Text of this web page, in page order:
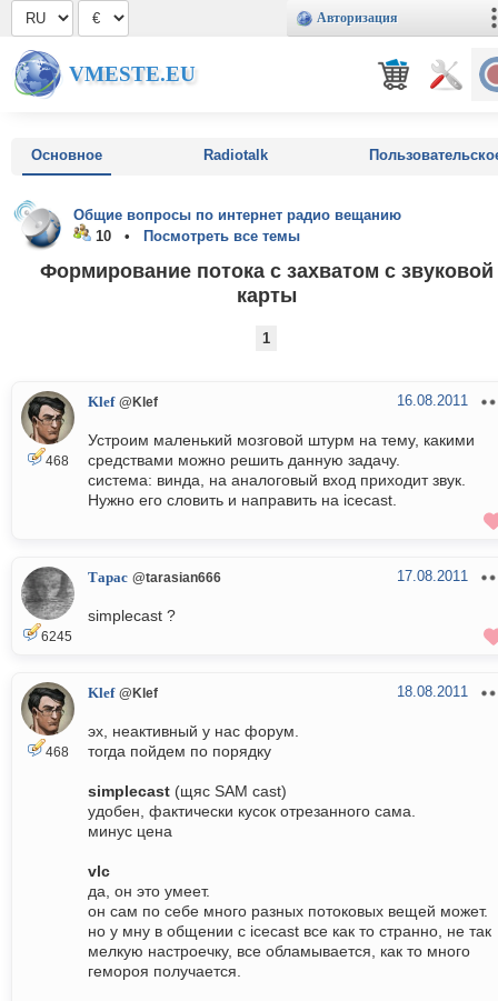
Авторизация
VMESTE.EU
Основное Radiotalk
Общие вопросы по интернет радио вещанию
10 •
Посмотреть все темы
Формирование потока с захватом с звуковой
карты
1
468
Klef @Klef 16.08.2011
Устроим маленький мозговой штурм на тему, какими
средствами можно решить данную задачу.
система: винда, на аналоговый вход приходит звук.
Нужно его словить и направить на icecast.
6245
Тарас @tarasian666 17.08.2011
simplecast ?
468
Klef @Klef 18.08.2011
эх, неактивный у нас форум.
тогда пойдем по порядку
simplecast (щяс SAM cast)
удобен, фактически кусок отрезанного сама.
минус цена
vlc
да, он это умеет.
он сам по себе много разных потоковых вещей может.
но у мну в общении с icecast все как то странно, не так
мелкую настроечку, все обламывается, как то много
гемороя получается.